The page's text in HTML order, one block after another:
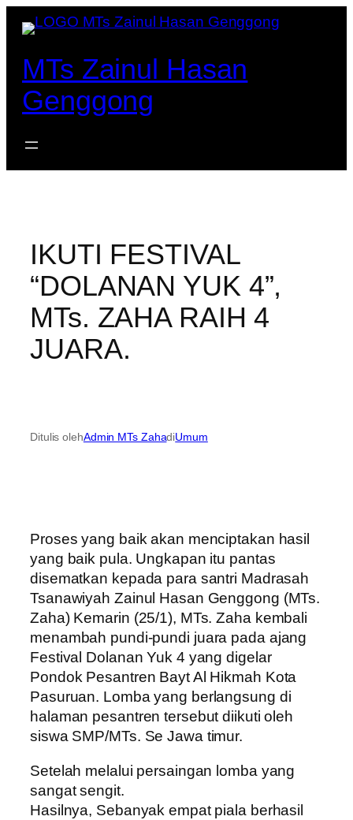
Lewati
MTs Zainul Hasan
Genggong
IKUTI FESTIVAL
“DOLANAN YUK 4”,
MTs. ZAHA RAIH 4
JUARA.
Ditulis olehAdmin MTs ZahadiUmum
Proses yang baik akan menciptakan hasil
yang baik pula. Ungkapan itu pantas
disematkan kepada para santri Madrasah
Tsanawiyah Zainul Hasan Genggong (MTs.
Zaha) Kemarin (25/1), MTs. Zaha kembali
menambah pundi-pundi juara pada ajang
Festival Dolanan Yuk 4 yang digelar
Pondok Pesantren Bayt Al Hikmah Kota
Pasuruan. Lomba yang berlangsung di
halaman pesantren tersebut diikuti oleh
siswa SMP/MTs. Se Jawa timur.
Setelah melalui persaingan lomba yang
sangat sengit.
Hasilnya, Sebanyak empat piala berhasil